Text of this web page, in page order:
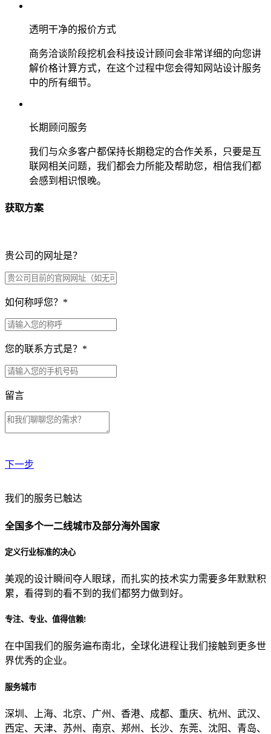
透明干净的报价方式
商务洽谈阶段挖机会科技设计顾问会非常详细的向您讲
解价格计算方式，在这个过程中您会得知网站设计服务
中的所有细节。
长期顾问服务
我们与众多客户都保持长期稳定的合作关系，只要是互
联网相关问题，我们都会力所能及帮助您，相信我们都
会感到相识恨晚。
获取方案
贵公司的网址是？
如何称呼您？ *
您的联系方式是？ *
留言
下一步
贵公司预算范围是？
贵公司的团队规模是？
目前主要的营销渠道是？
我们的服务已触达
全国多个一二线城市及部分海外国家
定义行业标准的决心
美观的设计瞬间夺人眼球，而扎实的技术实力需要多年默默积
累，看得到的看不到的我们都努力做到好。
专注、专业、值得信赖!
在中国我们的服务遍布南北，全球化进程让我们接触到更多世
界优秀的企业。
服务城市
深圳、上海、北京、广州、香港、成都、重庆、杭州、武汉、
西定、天津、苏州、南京、郑州、长沙、东莞、沈阳、青岛、